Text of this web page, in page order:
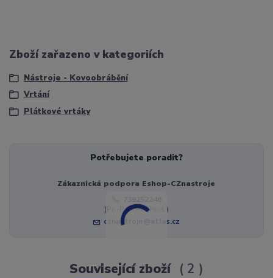
Zboží zařazeno v kategoriích
Nástroje - Kovoobrábění
Vrtání
Plátkové vrtáky
Potřebujete poradit?
Zákaznická podpora Eshop-CZnastroje
(Po-Pá, 8-15 hod.)
cznastroje@atlas.cz
Související zboží 2